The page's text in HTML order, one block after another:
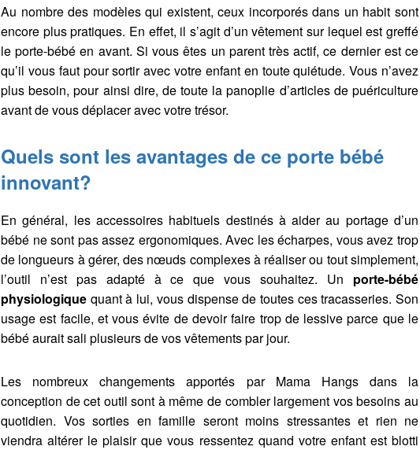
Au nombre des modèles qui existent, ceux incorporés dans un habit sont
encore plus pratiques. En effet, il s’agit d’un vêtement sur lequel est greffé
le porte-bébé en avant. Si vous êtes un parent très actif, ce dernier est ce
qu’il vous faut pour sortir avec votre enfant en toute quiétude. Vous n’avez
plus besoin, pour ainsi dire, de toute la panoplie d’articles de puériculture
avant de vous déplacer avec votre trésor.
Quels sont les avantages de ce porte bébé
innovant?
En général, les accessoires habituels destinés à aider au portage d’un
bébé ne sont pas assez ergonomiques. Avec les écharpes, vous avez trop
de longueurs à gérer, des nœuds complexes à réaliser ou tout simplement,
l’outil n’est pas adapté à ce que vous souhaitez. Un porte-bébé
physiologique quant à lui, vous dispense de toutes ces tracasseries. Son
usage est facile, et vous évite de devoir faire trop de lessive parce que le
bébé aurait sali plusieurs de vos vêtements par jour.
Les nombreux changements apportés par Mama Hangs dans la
conception de cet outil sont à même de combler largement vos besoins au
quotidien. Vos sorties en famille seront moins stressantes et rien ne
viendra altérer le plaisir que vous ressentez quand votre enfant est blotti